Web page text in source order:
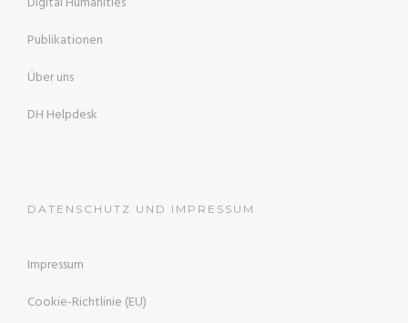
Publikationen
Über uns
DH Helpdesk
DATENSCHUTZ UND IMPRESSUM
Impressum
Cookie-Richtlinie (EU)